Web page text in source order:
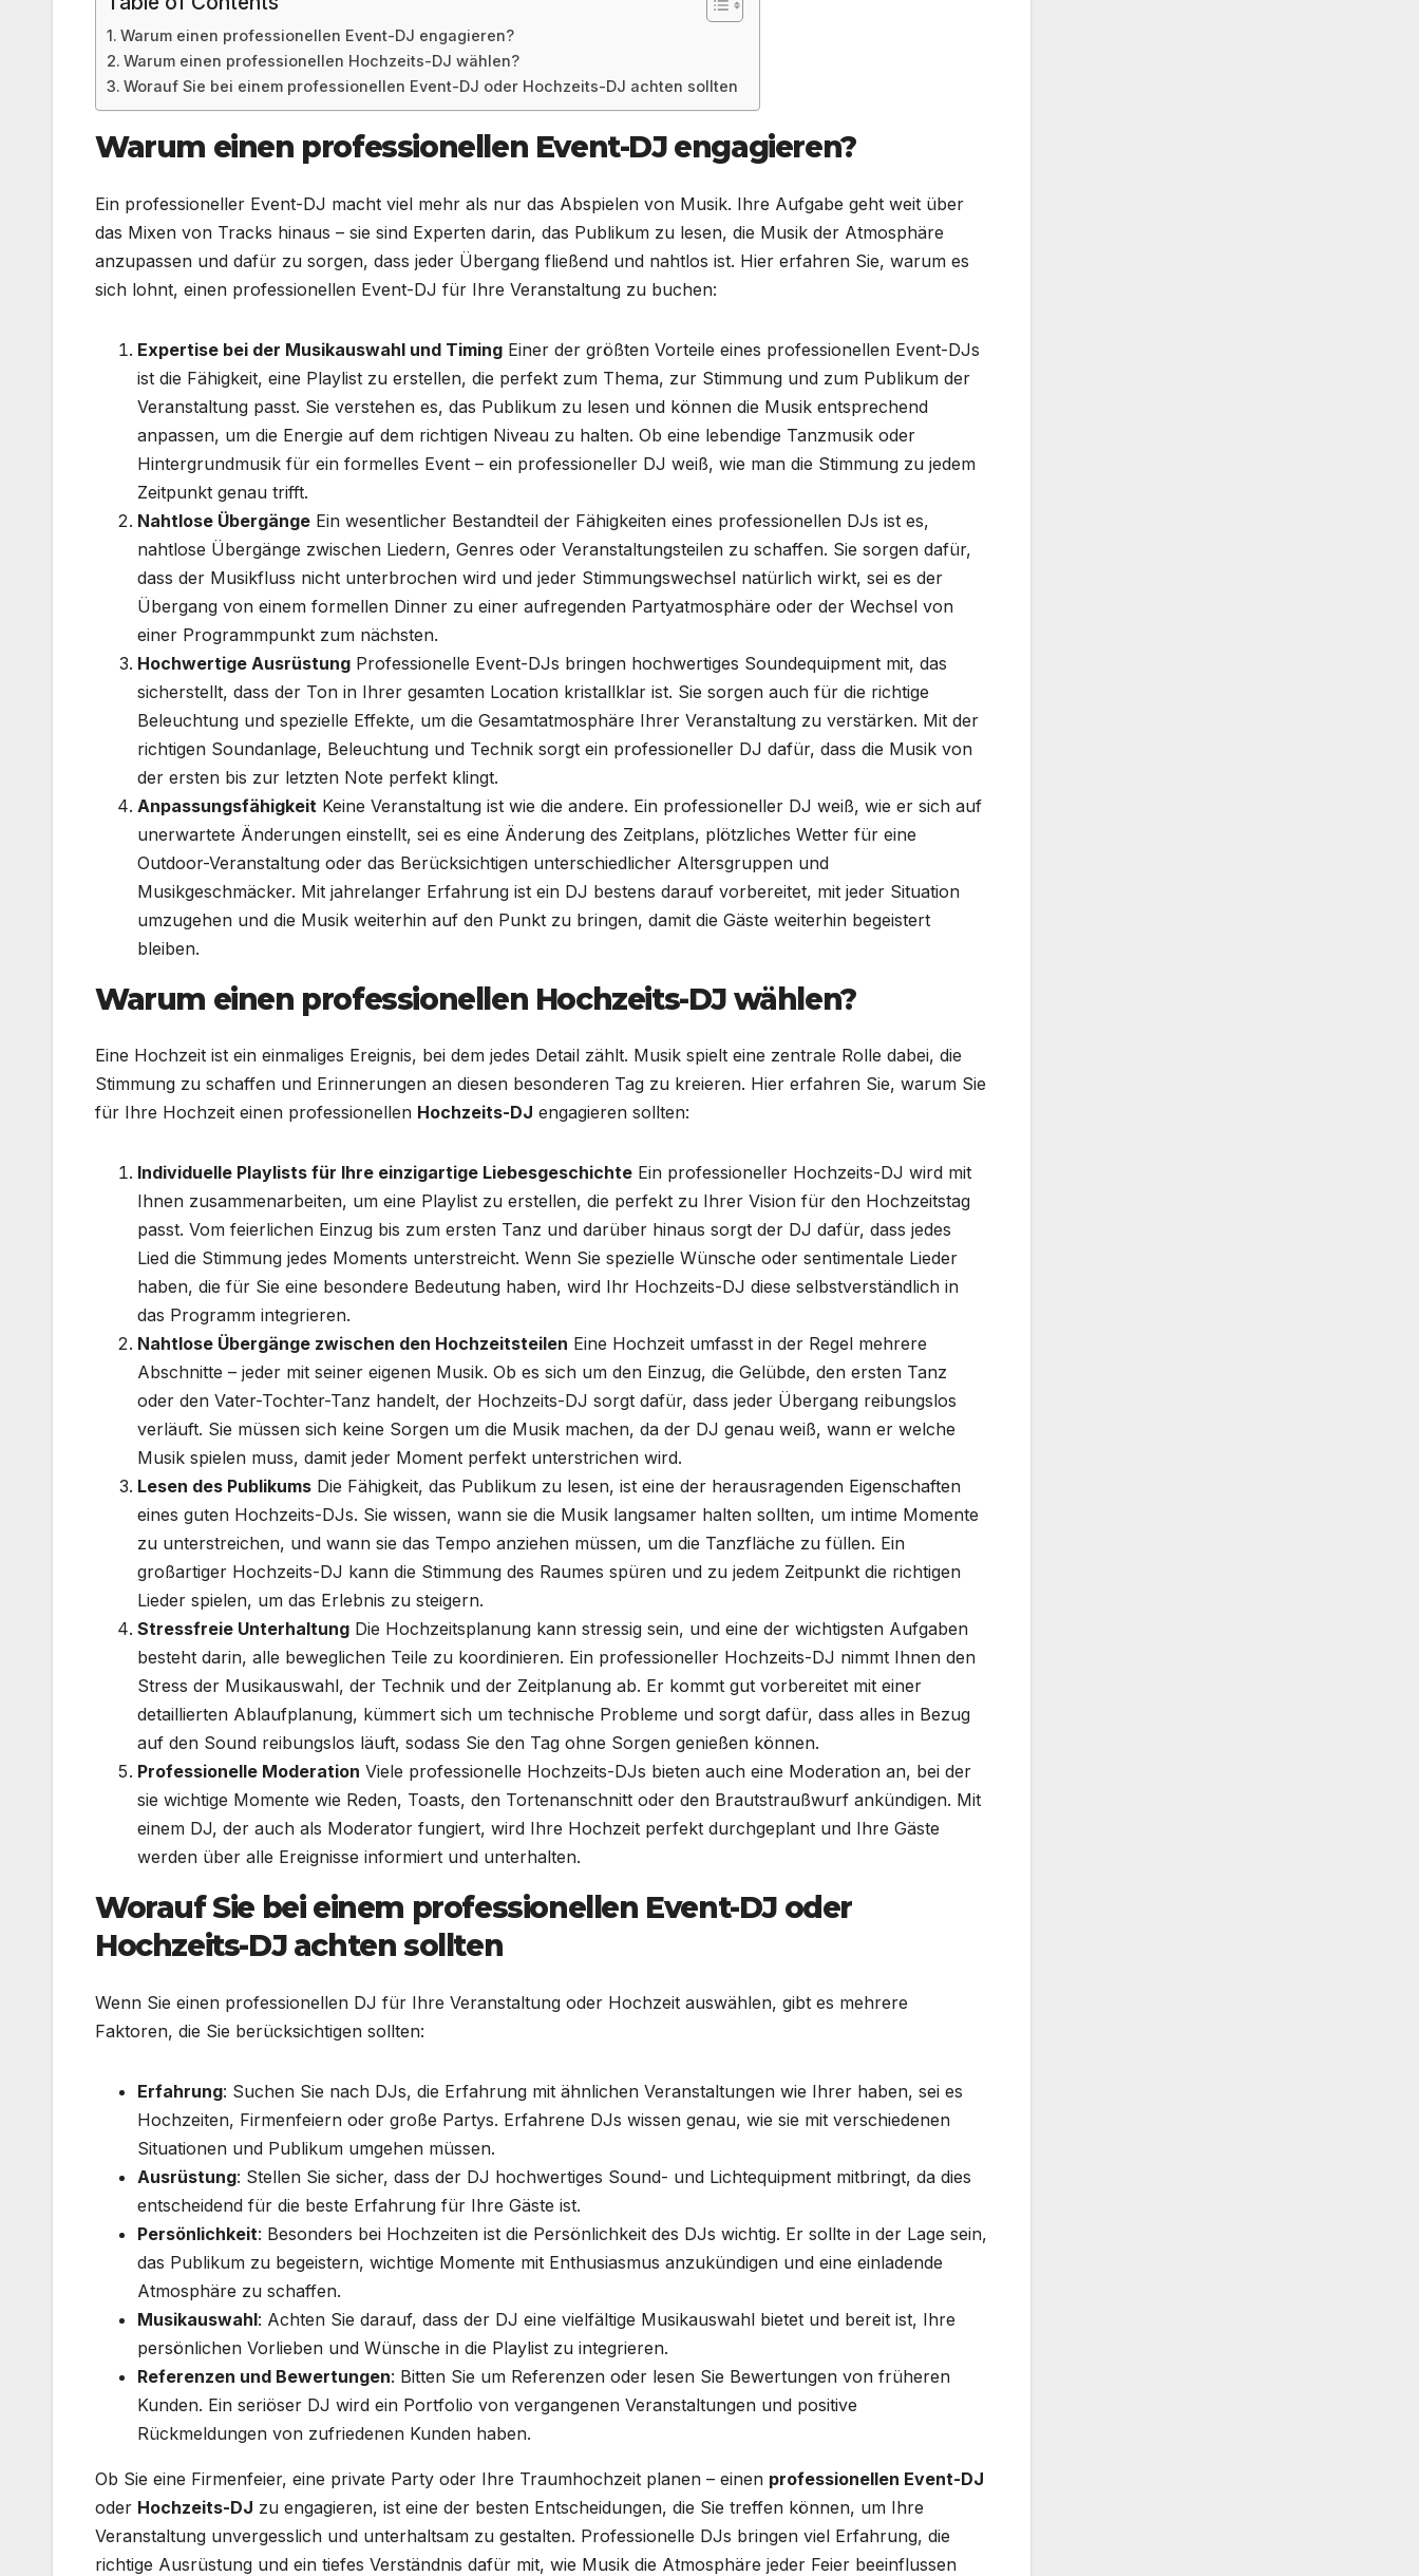
Warum einen professionellen Event-DJ engagieren?
Warum einen professionellen Hochzeits-DJ wählen?
Worauf Sie bei einem professionellen Event-DJ oder Hochzeits-DJ achten sollten
Warum einen professionellen Event-DJ engagieren?
Ein professioneller Event-DJ macht viel mehr als nur das Abspielen von Musik. Ihre Aufgabe geht weit über
das Mixen von Tracks hinaus – sie sind Experten darin, das Publikum zu lesen, die Musik der Atmosphäre
anzupassen und dafür zu sorgen, dass jeder Übergang fließend und nahtlos ist. Hier erfahren Sie, warum es
sich lohnt, einen professionellen Event-DJ für Ihre Veranstaltung zu buchen:
Expertise bei der Musikauswahl und Timing Einer der größten Vorteile eines professionellen Event-DJs
ist die Fähigkeit, eine Playlist zu erstellen, die perfekt zum Thema, zur Stimmung und zum Publikum der
Veranstaltung passt. Sie verstehen es, das Publikum zu lesen und können die Musik entsprechend
anpassen, um die Energie auf dem richtigen Niveau zu halten. Ob eine lebendige Tanzmusik oder
Hintergrundmusik für ein formelles Event – ein professioneller DJ weiß, wie man die Stimmung zu jedem
Zeitpunkt genau trifft.
Nahtlose Übergänge Ein wesentlicher Bestandteil der Fähigkeiten eines professionellen DJs ist es,
nahtlose Übergänge zwischen Liedern, Genres oder Veranstaltungsteilen zu schaffen. Sie sorgen dafür,
dass der Musikfluss nicht unterbrochen wird und jeder Stimmungswechsel natürlich wirkt, sei es der
Übergang von einem formellen Dinner zu einer aufregenden Partyatmosphäre oder der Wechsel von
einer Programmpunkt zum nächsten.
Hochwertige Ausrüstung Professionelle Event-DJs bringen hochwertiges Soundequipment mit, das
sicherstellt, dass der Ton in Ihrer gesamten Location kristallklar ist. Sie sorgen auch für die richtige
Beleuchtung und spezielle Effekte, um die Gesamtatmosphäre Ihrer Veranstaltung zu verstärken. Mit der
richtigen Soundanlage, Beleuchtung und Technik sorgt ein professioneller DJ dafür, dass die Musik von
der ersten bis zur letzten Note perfekt klingt.
Anpassungsfähigkeit Keine Veranstaltung ist wie die andere. Ein professioneller DJ weiß, wie er sich auf
unerwartete Änderungen einstellt, sei es eine Änderung des Zeitplans, plötzliches Wetter für eine
Outdoor-Veranstaltung oder das Berücksichtigen unterschiedlicher Altersgruppen und
Musikgeschmäcker. Mit jahrelanger Erfahrung ist ein DJ bestens darauf vorbereitet, mit jeder Situation
umzugehen und die Musik weiterhin auf den Punkt zu bringen, damit die Gäste weiterhin begeistert
bleiben.
Warum einen professionellen Hochzeits-DJ wählen?
Eine Hochzeit ist ein einmaliges Ereignis, bei dem jedes Detail zählt. Musik spielt eine zentrale Rolle dabei, die
Stimmung zu schaffen und Erinnerungen an diesen besonderen Tag zu kreieren. Hier erfahren Sie, warum Sie
für Ihre Hochzeit einen professionellen Hochzeits-DJ engagieren sollten:
Individuelle Playlists für Ihre einzigartige Liebesgeschichte Ein professioneller Hochzeits-DJ wird mit
Ihnen zusammenarbeiten, um eine Playlist zu erstellen, die perfekt zu Ihrer Vision für den Hochzeitstag
passt. Vom feierlichen Einzug bis zum ersten Tanz und darüber hinaus sorgt der DJ dafür, dass jedes
Lied die Stimmung jedes Moments unterstreicht. Wenn Sie spezielle Wünsche oder sentimentale Lieder
haben, die für Sie eine besondere Bedeutung haben, wird Ihr Hochzeits-DJ diese selbstverständlich in
das Programm integrieren.
Nahtlose Übergänge zwischen den Hochzeitsteilen Eine Hochzeit umfasst in der Regel mehrere
Abschnitte – jeder mit seiner eigenen Musik. Ob es sich um den Einzug, die Gelübde, den ersten Tanz
oder den Vater-Tochter-Tanz handelt, der Hochzeits-DJ sorgt dafür, dass jeder Übergang reibungslos
verläuft. Sie müssen sich keine Sorgen um die Musik machen, da der DJ genau weiß, wann er welche
Musik spielen muss, damit jeder Moment perfekt unterstrichen wird.
Lesen des Publikums Die Fähigkeit, das Publikum zu lesen, ist eine der herausragenden Eigenschaften
eines guten Hochzeits-DJs. Sie wissen, wann sie die Musik langsamer halten sollten, um intime Momente
zu unterstreichen, und wann sie das Tempo anziehen müssen, um die Tanzfläche zu füllen. Ein
großartiger Hochzeits-DJ kann die Stimmung des Raumes spüren und zu jedem Zeitpunkt die richtigen
Lieder spielen, um das Erlebnis zu steigern.
Stressfreie Unterhaltung Die Hochzeitsplanung kann stressig sein, und eine der wichtigsten Aufgaben
besteht darin, alle beweglichen Teile zu koordinieren. Ein professioneller Hochzeits-DJ nimmt Ihnen den
Stress der Musikauswahl, der Technik und der Zeitplanung ab. Er kommt gut vorbereitet mit einer
detaillierten Ablaufplanung, kümmert sich um technische Probleme und sorgt dafür, dass alles in Bezug
auf den Sound reibungslos läuft, sodass Sie den Tag ohne Sorgen genießen können.
Professionelle Moderation Viele professionelle Hochzeits-DJs bieten auch eine Moderation an, bei der
sie wichtige Momente wie Reden, Toasts, den Tortenanschnitt oder den Brautstraußwurf ankündigen. Mit
einem DJ, der auch als Moderator fungiert, wird Ihre Hochzeit perfekt durchgeplant und Ihre Gäste
werden über alle Ereignisse informiert und unterhalten.
Worauf Sie bei einem professionellen Event-DJ oder
Hochzeits-DJ achten sollten
Wenn Sie einen professionellen DJ für Ihre Veranstaltung oder Hochzeit auswählen, gibt es mehrere
Faktoren, die Sie berücksichtigen sollten:
Erfahrung: Suchen Sie nach DJs, die Erfahrung mit ähnlichen Veranstaltungen wie Ihrer haben, sei es
Hochzeiten, Firmenfeiern oder große Partys. Erfahrene DJs wissen genau, wie sie mit verschiedenen
Situationen und Publikum umgehen müssen.
Ausrüstung: Stellen Sie sicher, dass der DJ hochwertiges Sound- und Lichtequipment mitbringt, da dies
entscheidend für die beste Erfahrung für Ihre Gäste ist.
Persönlichkeit: Besonders bei Hochzeiten ist die Persönlichkeit des DJs wichtig. Er sollte in der Lage sein,
das Publikum zu begeistern, wichtige Momente mit Enthusiasmus anzukündigen und eine einladende
Atmosphäre zu schaffen.
Musikauswahl: Achten Sie darauf, dass der DJ eine vielfältige Musikauswahl bietet und bereit ist, Ihre
persönlichen Vorlieben und Wünsche in die Playlist zu integrieren.
Referenzen und Bewertungen: Bitten Sie um Referenzen oder lesen Sie Bewertungen von früheren
Kunden. Ein seriöser DJ wird ein Portfolio von vergangenen Veranstaltungen und positive
Rückmeldungen von zufriedenen Kunden haben.
Ob Sie eine Firmenfeier, eine private Party oder Ihre Traumhochzeit planen – einen professionellen Event-DJ
oder Hochzeits-DJ zu engagieren, ist eine der besten Entscheidungen, die Sie treffen können, um Ihre
Veranstaltung unvergesslich und unterhaltsam zu gestalten. Professionelle DJs bringen viel Erfahrung, die
richtige Ausrüstung und ein tiefes Verständnis dafür mit, wie Musik die Atmosphäre jeder Feier beeinflussen